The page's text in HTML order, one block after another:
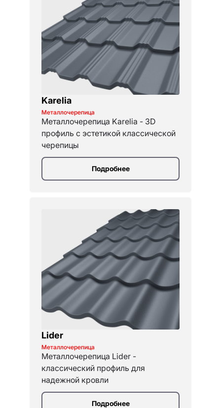
Karelia
Металлочерепица
Металлочерепица Karelia - 3D
профиль с эстетикой классической
черепицы
Подробнее
Lider
Металлочерепица
Металлочерепица Lider -
классический профиль для
надежной кровли
Подробнее